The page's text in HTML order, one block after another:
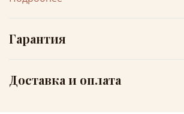
Гарантия
Доставка и оплата